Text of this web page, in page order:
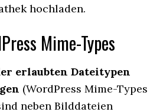
hochladen.
Mime-Types
erlaubten Dateitypen
(WordPress Mime-Types
neben Bilddateien